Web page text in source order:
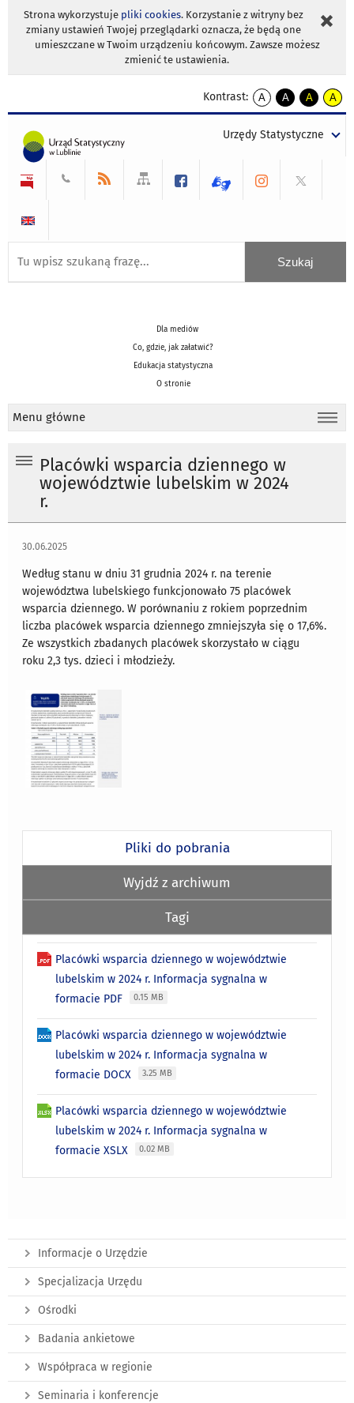
Strona wykorzystuje pliki cookies. Korzystanie z witryny bez
zmiany ustawień Twojej przeglądarki oznacza, że będą one
umieszczane w Twoim urządzeniu końcowym. Zawsze możesz
zmienić te ustawienia.
Kontrast:
A
kontrast
A
kontrast
tekst
czarnym
A
kontrast
tekst
czarnym
A
tekst
żółtym
Urzędy Statystyczne
Dla mediów
Co, gdzie, jak załatwić?
Edukacja statystyczna
O stronie
Menu główne
Placówki wsparcia dziennego w
województwie lubelskim w 2024
r.
30.06.2025
Według stanu w dniu 31 grudnia 2024 r. na terenie
województwa lubelskiego funkcjonowało 75 placówek
wsparcia dziennego. W porównaniu z rokiem poprzednim
liczba placówek wsparcia dziennego zmniejszyła się o 17,6%.
Ze wszystkich zbadanych placówek skorzystało w ciągu
roku 2,3 tys. dzieci i młodzieży.
Pliki do pobrania
Wyjdź z archiwum
Tagi
Placówki wsparcia dziennego w województwie
lubelskim w 2024 r. Informacja sygnalna w
formacie PDF
0.15 MB
Placówki wsparcia dziennego w województwie
lubelskim w 2024 r. Informacja sygnalna w
formacie DOCX
3.25 MB
Placówki wsparcia dziennego w województwie
lubelskim w 2024 r. Informacja sygnalna w
formacie XSLX
0.02 MB
Informacje o Urzędzie
Specjalizacja Urzędu
Ośrodki
Badania ankietowe
Współpraca w regionie
Seminaria i konferencje